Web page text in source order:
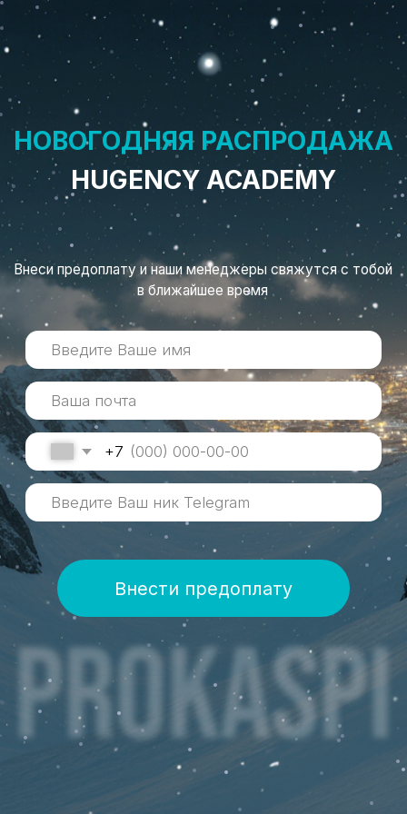
НОВОГОДНЯЯ РАСПРОДАЖА
HUGENCY ACADEMY
+7
Внести предоплату
Внеси предоплату и наши менеджеры свяжутся с тобой
в ближайшее время